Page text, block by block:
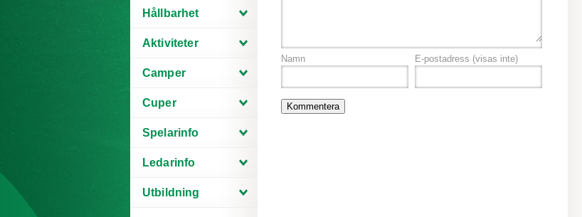
Hållbarhet
Aktiviteter
Camper
Cuper
Spelarinfo
Ledarinfo
Utbildning
Namn E-postadress (visas inte)